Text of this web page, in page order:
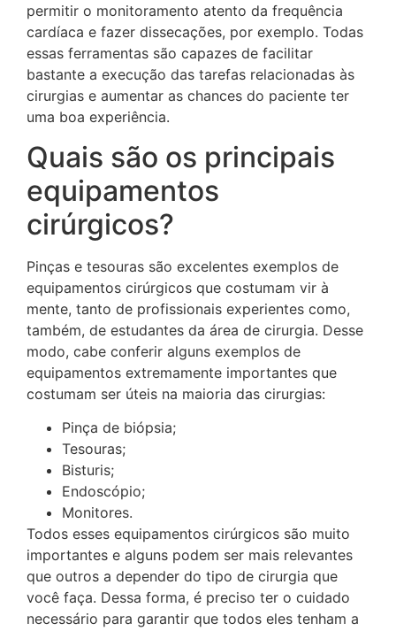
permitir o monitoramento atento da frequência
cardíaca e fazer dissecações, por exemplo. Todas
essas ferramentas são capazes de facilitar
bastante a execução das tarefas relacionadas às
cirurgias e aumentar as chances do paciente ter
uma boa experiência.
Quais são os principais
equipamentos
cirúrgicos?
Pinças e tesouras são excelentes exemplos de
equipamentos cirúrgicos que costumam vir à
mente, tanto de profissionais experientes como,
também, de estudantes da área de cirurgia. Desse
modo, cabe conferir alguns exemplos de
equipamentos extremamente importantes que
costumam ser úteis na maioria das cirurgias:
Pinça de biópsia;
Tesouras;
Bisturis;
Endoscópio;
Monitores.
Todos esses equipamentos cirúrgicos são muito
importantes e alguns podem ser mais relevantes
que outros a depender do tipo de cirurgia que
você faça. Dessa forma, é preciso ter o cuidado
necessário para garantir que todos eles tenham a